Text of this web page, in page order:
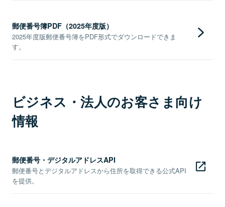
郵便番号簿PDF（2025年度版）
2025年度版郵便番号簿をPDF形式でダウンロードできま
す。
ビジネス・法人のお客さま向け
情報
郵便番号・デジタルアドレスAPI
郵便番号とデジタルアドレスから住所を取得できる公式API
を提供。